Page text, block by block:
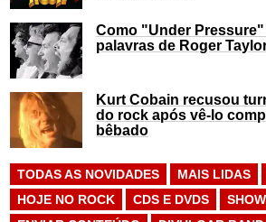
Como "Under
palavras de Roger
Kurt Cobain recusou
do rock após vê-lo
bêbado
TODAS AS NOVIDADES MAIS LIDAS
HOJE NO ROCK
CDS E DVDS